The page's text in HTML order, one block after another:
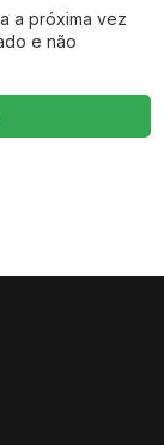
a próxima vez
e não